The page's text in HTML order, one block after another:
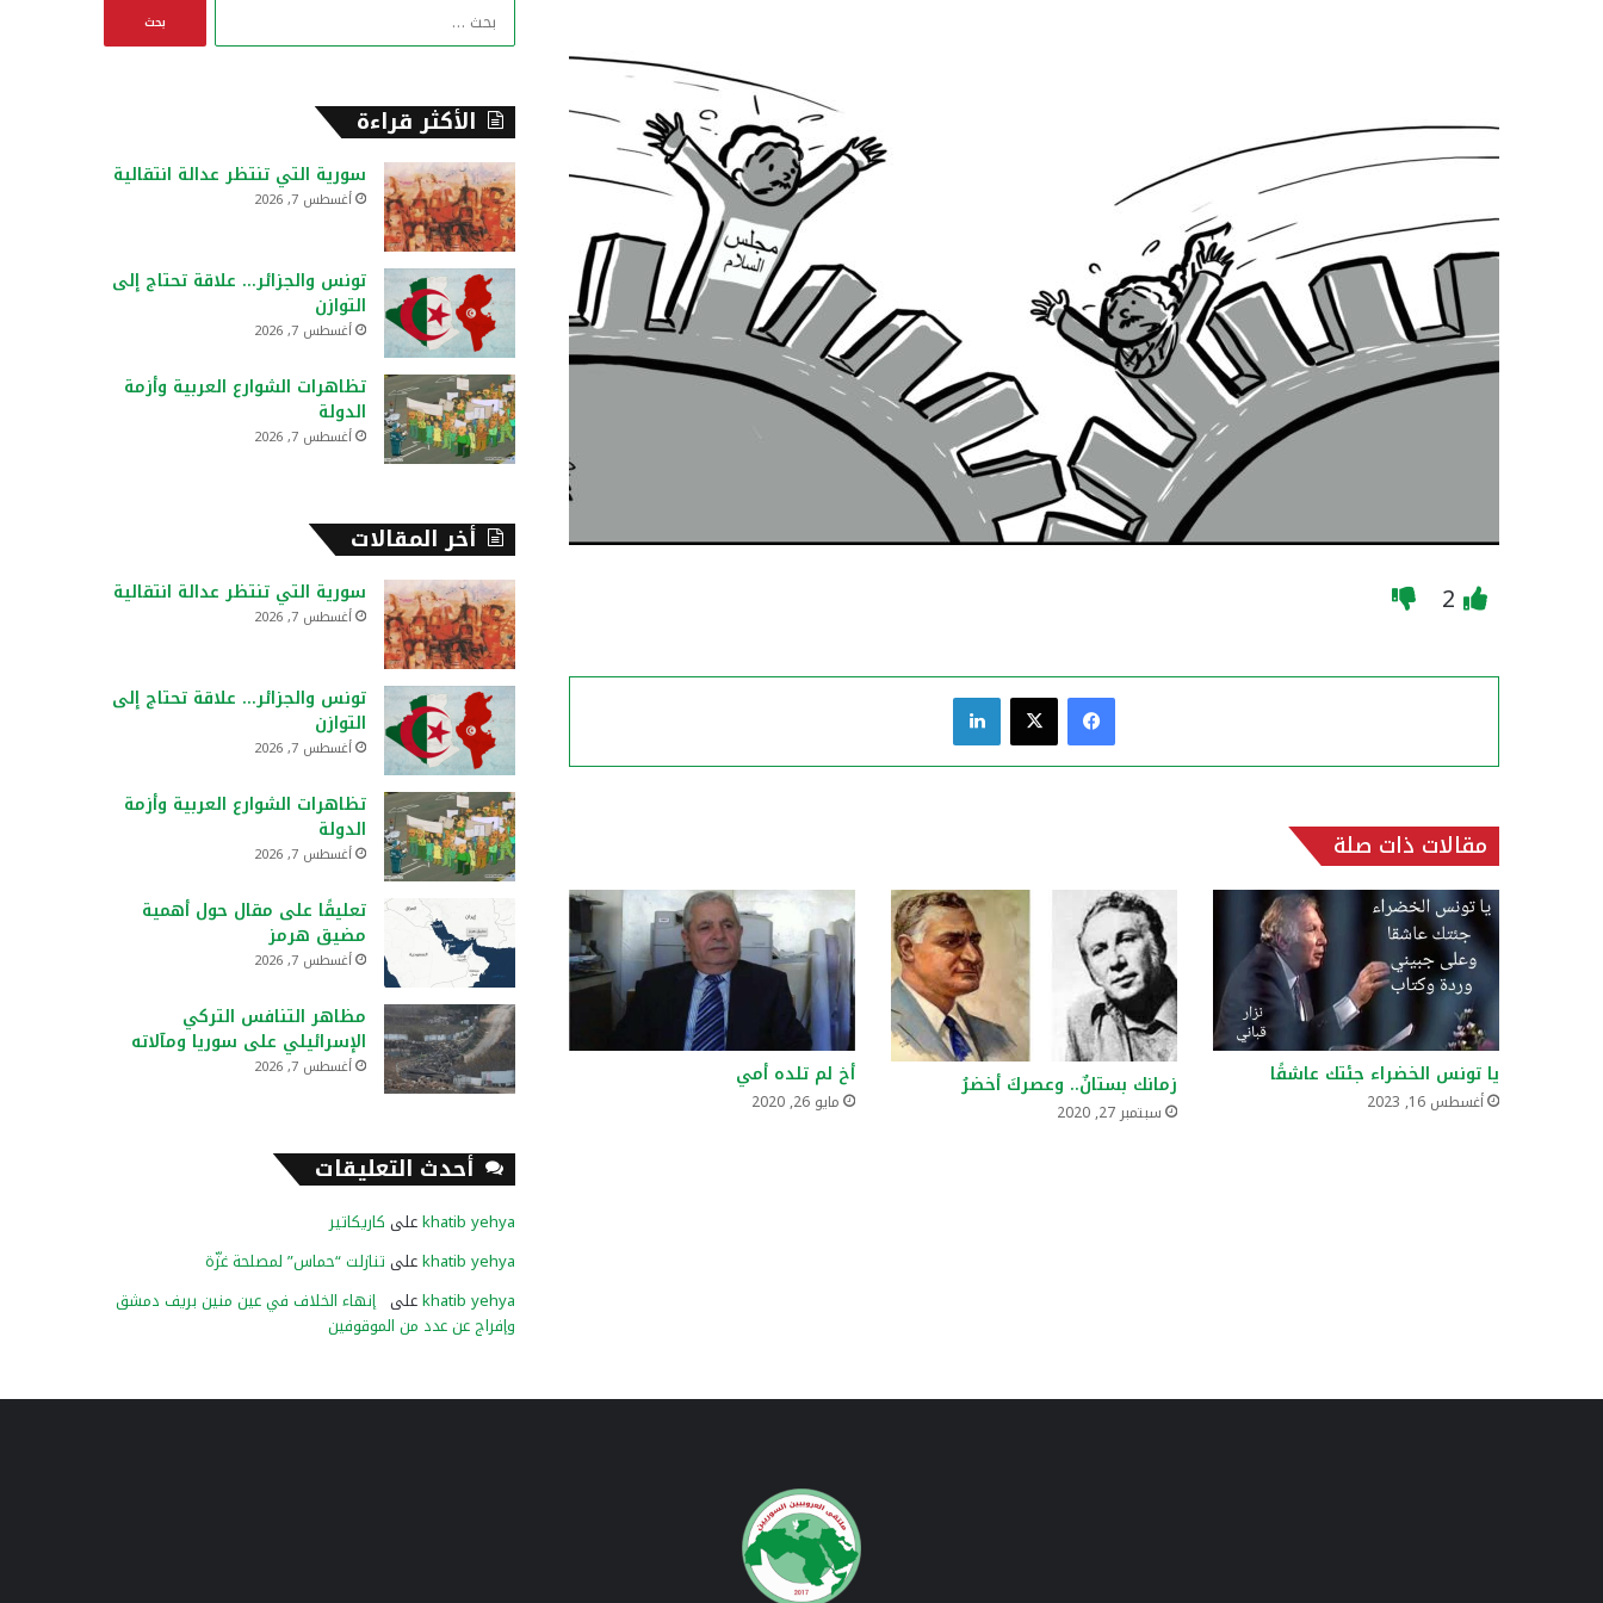
2
فيسبوك
مقالات ذات صلة
يا تونس الخضراء جئتك عاشقًا
أغسطس 16, 2023
زمانك بستانٌ.. وعصركَ أخضرُ
سبتمبر 27, 2020
أخ لم تلده أمي
مايو 26, 2020
ا
:
الأكثر قراءة
سورية التي تنتظر عدالة انتقالية
أغسطس 7, 2026
تونس والجزائر… علاقة تحتاج إلى
التوازن
أغسطس 7, 2026
تظاهرات الشوارع العربية وأزمة
الدولة
أغسطس 7, 2026
أخر المقالات
سورية التي تنتظر عدالة انتقالية
أغسطس 7, 2026
تونس والجزائر… علاقة تحتاج إلى
التوازن
أغسطس 7, 2026
تظاهرات الشوارع العربية وأزمة
الدولة
أغسطس 7, 2026
تعليقًا على مقال حول أهمية
مضيق هرمز
أغسطس 7, 2026
مظاهر التنافس التركي
الإسرائيلي على سوريا ومآلاته
أغسطس 7, 2026
أحدث التعليقات
khatib yehyaعلى كاريكاتير
khatib yehyaعلى تنازلت “حماس” لمصلحة غزّة
khatib yehyaعلى إنهاء الخلاف في عين منين بريف دمشق
وإفراج عن عدد من الموقوفين